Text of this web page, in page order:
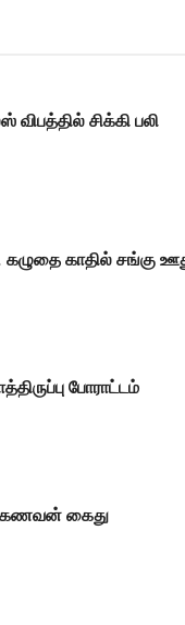
விபத்தில் சிக்கி பலி
காதில் சங்கு
போராட்டம்
கணவன் கைது